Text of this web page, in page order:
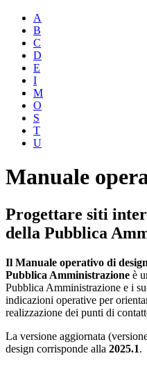
A
B
C
D
E
I
M
O
S
T
U
Manuale
Progettare siti
della Pubblica
Il Manuale operativo di
Pubblica Amministrazione è
Pubblica Amministrazione e i
indicazioni operative per
realizzazione dei punti di
La versione aggiornata
design corrisponde alla 2025.1.